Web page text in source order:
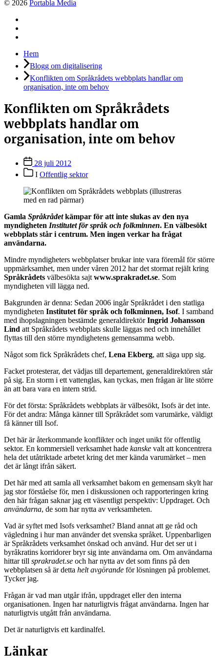
© 2026 Portabla Media
Hem
Blogg om digitalisering
Konflikten om Språkrådets webbplats handlar om
organisation, inte om behov
Konflikten om Språkrådets
webbplats handlar om
organisation, inte om behov
Inläggsdatum
28 juli 2012
Inläggskategorier
I Offentlig sektor
Gamla Språkrådetkämpar för att inte slukas av den nya
myndigheten Institutet för språk och folkminnen. En välbesökt
webbplats står i centrum. Men ingen verkar ha frågat
användarna.
Mindre myndigheters webbplatser brukar inte vara föremål för större
uppmärksamhet, men under våren 2012 har det stormat rejält kring
Språkrådets välbesökta sajt www.sprakradet.se. Som
myndigheten vill lägga ned.
Bakgrunden är denna: Sedan 2006 ingår Språkrådet i den statliga
myndigheten Institutet för språk och folkminnen, Isof. I samband
med ihopslagningen bestämde generaldirektörIngrid Johansson
Lind att Språkrådets webbplats skulle läggas ned och innehållet
flyttas till den större myndighetens gemensamma webb.
Något som fick Språkrådets chef, Lena Ekberg, att säga upp sig.
Facket protesterar, det vädjas till departement, generaldirektören står
på sig. En storm i ett vattenglas, kan tyckas, men frågan är lite större
än att bara vara en intern strid.
För det första: Språkrådets webbplats är välbesökt, Isofs är det inte.
För det andra: Många känner till Språkrådet som varumärke, väldigt
få känner till Isof.
Det här är återkommande konflikter och inget unikt för offentlig
sektor. En kommersiell verksamhet hade kanske valt att koncentrera
hela det utåtriktade arbetet kring det mer kända varumärket – men
det är långt ifrån säkert.
Det här med att samla all verksamhet bakom en gemensam skylt har
jag stor förståelse för, men i diskussionen och rapporteringen kring
den här frågan saknar jag ett väsentligt perspektiv: Uppdraget. Och
användarna, de som har nytta av verksamheten.
Vad är syftet med Isofs verksamhet? Bland annat att ge råd och
vägledning i hur man använder det svenska språket. Uppenbarligen
är Språkrådets verksamhet önskad och använd. Hur det ser ut i
byråkratins korridorer bryr sig inte användarna om. Om användarna
hittar till sprakradet.se och har nytta av det som finns på den
webbplatsen så är detta helt avgörande för lösningen på problemet.
Tycker jag.
Frågan är vad man utgår ifrån, uppdraget eller den interna
organisationen. Ingen har naturligtvis frågat användarna. Ingen har
naturligtvis utgått från användarna.
Det är naturligtvis ett kardinalfel.
Länkar